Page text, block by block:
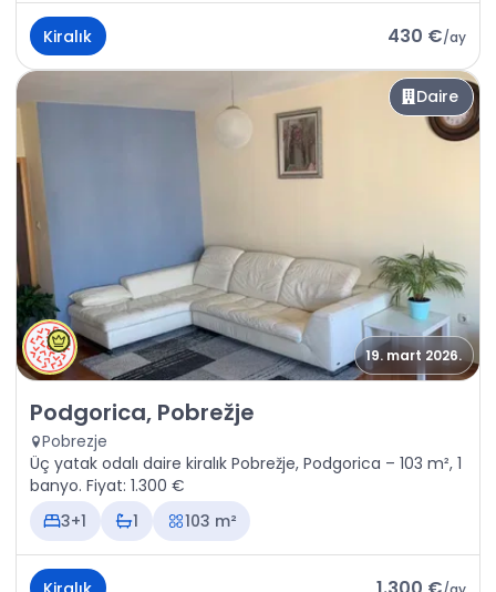
Kiralık 430 €/ay
Daire
19. mart 2026.
Kiralık - Daire Podgorica, Pobrežje
Podgorica, Pobrežje
Pobrezje
Üç yatak odalı daire kiralık Pobrežje, Podgorica – 103 m², 1
banyo. Fiyat: 1.300 €
3+1
1 103 m²